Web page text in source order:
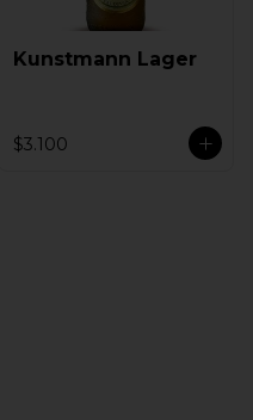
Kunstmann Lager
$3.100